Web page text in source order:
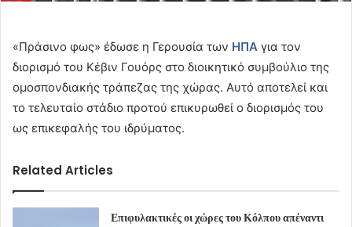
«Πράσινο φως» έδωσε η Γερουσία των ΗΠΑ για τον
διορισμό του Κέβιν Γουόρς στο διοικητικό συμβούλιο της
ομοσπονδιακής τράπεζας της χώρας. Αυτό αποτελεί και
το τελευταίο στάδιο προτού επικυρωθεί ο διορισμός του
ως επικεφαλής του ιδρύματος.
Related Articles
Επιφυλακτικές οι χώρες του Κόλπου απέναντι